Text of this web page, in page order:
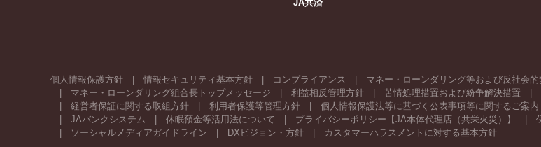
JA共済
個人情報保護方針 情報セキュリティ基本方針 コンプライアンス
マネー・ローンダリング等および反社会
マネー・ローンダリング組合長トップメッセージ
利益相反管理方針 苦情処理措置および紛争解決措置
経営者保証に関する取組方針
利用者保護等管理方針 個人情報保護法等に基づく公表事項等に関するご案内
JAバンクシステム
休眠預金等活用法について プライバシーポリシー【JA本体代理店（共栄火災）】
ソーシャルメディアガイドライン
DXビジョン・方針 カスタマーハラスメントに対する基本方針